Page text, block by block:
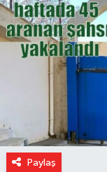
Paylaş
Haber Arşivi